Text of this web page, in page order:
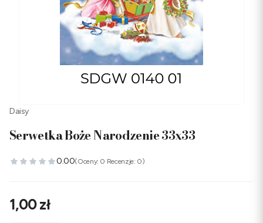
Daisy
Serwetka Boże Narodzenie 33x33
0.00(Oceny: 0 Recenzje: 0)
Cena
1,00 zł